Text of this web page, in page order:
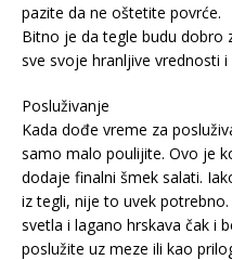
pazite da ne oštetite povrće.
Bitno je da tegle budu dobro
sve svoje hranljive vrednosti i
Posluživanje
Kada dođe vreme za
samo malo poulijite. Ovo je
dodaje finalni šmek salati.
iz tegli, nije to uvek
svetla i lagano hrskava čak i
poslužite uz meze ili kao